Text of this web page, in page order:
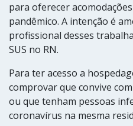
para oferecer
pandêmico. A intenção é
profissional desses
SUS no RN.
Para ter acesso a
comprovar que convive
ou que tenham pessoas
coronavírus na mesma